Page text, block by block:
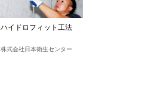
ハイドロフィット工法
株式会社日本衛生センター